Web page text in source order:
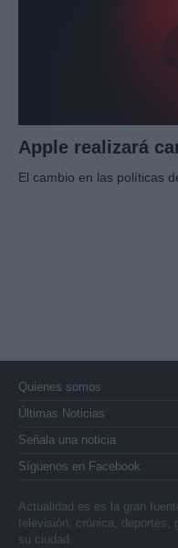
Apple realizará
El cambio en las políticas
Quienes somos
Últimas Noticias
Señala una noticia
Síguenos en Facebook
Actualidad.es es la gran
televisión, crónica, deportes,
su ciudad.